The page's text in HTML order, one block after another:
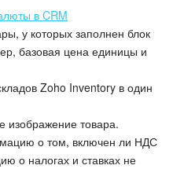
в CRM
у которых заполнен блок
базовая цена единицы и
Zoho Inventory в один
изображение товара.
о том, включен ли НДС
о налогах и ставках не